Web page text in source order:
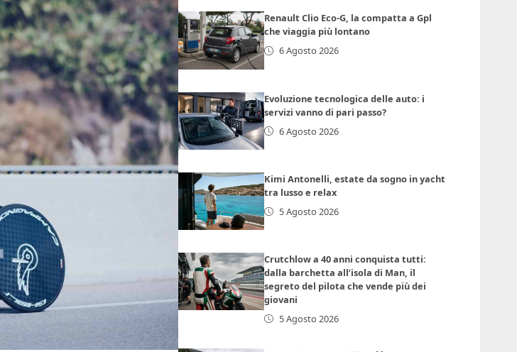
Renault Clio Eco-G, la compatta a Gpl
che viaggia più lontano
6 Agosto 2026
Evoluzione tecnologica delle auto: i
servizi vanno di pari passo?
6 Agosto 2026
Kimi Antonelli, estate da sogno in yacht
tra lusso e relax
5 Agosto 2026
Crutchlow a 40 anni conquista tutti:
dalla barchetta all’isola di Man, il
segreto del pilota che vende più dei
giovani
5 Agosto 2026